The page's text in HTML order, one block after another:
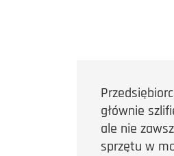
głównie
ale nie
sprzętu w